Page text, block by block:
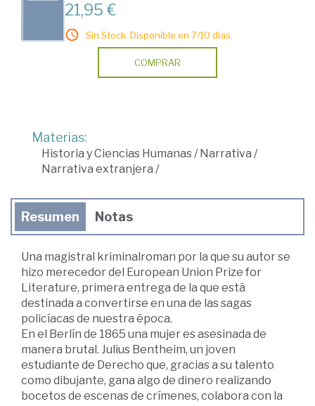
21,95 €
Sin Stock. Disponible en 7/10 días.
COMPRAR
Materias:
Historia y Ciencias Humanas/ Narrativa /
Narrativa extranjera /
Resumen Notas
Una magistral kriminalroman por la que su autor se
hizo merecedor del European Union Prize for
Literature, primera entrega de la que está
destinada a convertirse en una de las sagas
policíacas de nuestra época.
En el Berlín de 1865 una mujer es asesinada de
manera brutal. Julius Bentheim, un joven
estudiante de Derecho que, gracias a su talento
como dibujante, gana algo de dinero realizando
bocetos de escenas de crímenes, colabora con la